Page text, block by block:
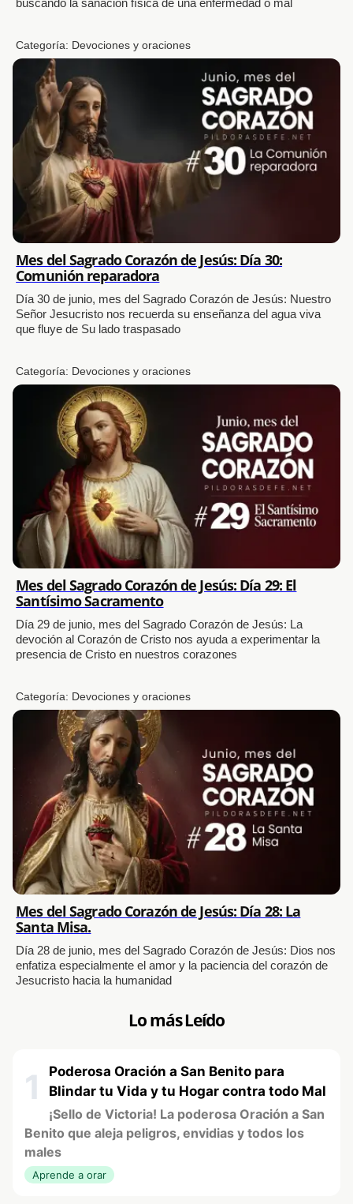
buscando la sanación física de una enfermedad o mal
Categoría: Devociones y oraciones
Mes del Sagrado Corazón de Jesús: Día 30:
Comunión reparadora
Día 30 de junio, mes del Sagrado Corazón de Jesús: Nuestro
Señor Jesucristo nos recuerda su enseñanza del agua viva
que fluye de Su lado traspasado
Categoría: Devociones y oraciones
Mes del Sagrado Corazón de Jesús: Día 29: El
Santísimo Sacramento
Día 29 de junio, mes del Sagrado Corazón de Jesús: La
devoción al Corazón de Cristo nos ayuda a experimentar la
presencia de Cristo en nuestros corazones
Categoría: Devociones y oraciones
Mes del Sagrado Corazón de Jesús: Día 28: La
Santa Misa.
Día 28 de junio, mes del Sagrado Corazón de Jesús: Dios nos
enfatiza especialmente el amor y la paciencia del corazón de
Jesucristo hacia la humanidad
Lo más Leído
1
Poderosa Oración a San Benito para
Blindar tu Vida y tu Hogar contra todo Mal
¡Sello de Victoria! La poderosa Oración a San
Benito que aleja peligros, envidias y todos los
males
Aprende a orar